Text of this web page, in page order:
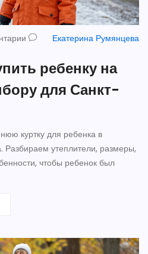
Екатерина Румянцева
ребенку на
для Санкт-
куртку для ребенка в
Разбираем утеплители, размеры,
чтобы ребенок был